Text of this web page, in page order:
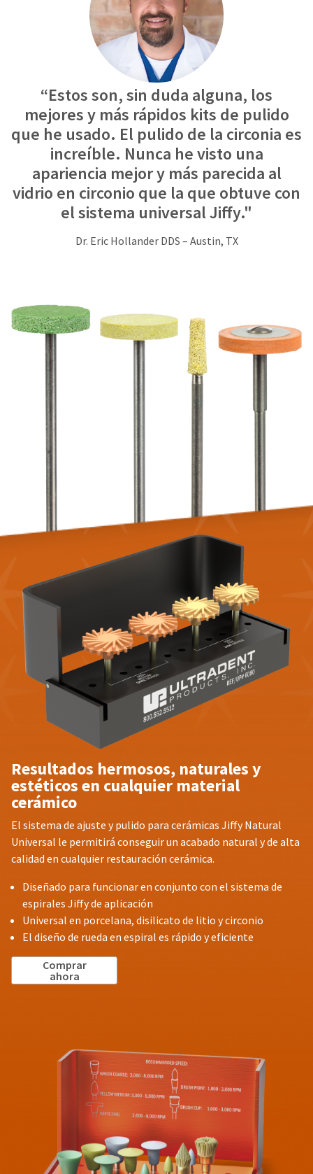
“Estos son, sin duda alguna, los
mejores y más rápidos kits de pulido
que he usado. El pulido de la circonia es
increíble. Nunca he visto una
apariencia mejor y más parecida al
vidrio en circonio que la que obtuve con
el sistema universal Jiffy."
Dr. Eric Hollander DDS – Austin, TX
Resultados hermosos, naturales y
estéticos en cualquier material
cerámico
El sistema de ajuste y pulido para cerámicas Jiffy Natural
Universal le permitirá conseguir un acabado natural y de alta
calidad en cualquier restauración cerámica.
Diseñado para funcionar en conjunto con el sistema de
espirales Jiffy de aplicación
Universal en porcelana, disilicato de litio y circonio
El diseño de rueda en espiral es rápido y eficiente
Comprar
ahora
backordered
status.
Louis,
MO
63195